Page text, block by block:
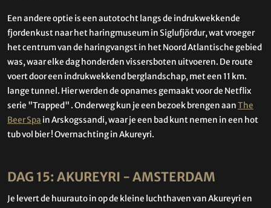
Een andere optie is een autotocht langs de indrukwekkende
fjordenkust naar het haringmuseum in Siglufjördur, wat vroeger
het centrum van de haringvangst in het Noord Atlantische gebied
was, waar elke dag honderden vissersboten uitvoeren. De route
voert door een indrukwekkend berglandschap, met een 11 km.
lange tunnel. Hier werden de opnames gemaakt voor de Netflix
serie "Trapped" . Onderweg kun je een bezoek brengen aanThe
Beer Spa in Arskogssandi, waar je een bad kunt nemen in een hot
tub vol bier ! Overnachting in Akureyri.
DAG 15: AKUREYRI - AMSTERDAM
Je levert de huurauto in op de kleine luchthaven van Akureyri en